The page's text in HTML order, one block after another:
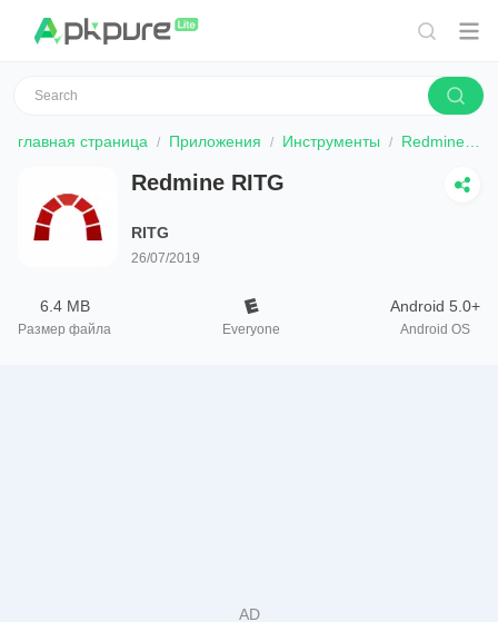
главная страница Приложения Инструменты Redmine RITG
Redmine RITG
RITG
26/07/2019
6.4 MB
Размер файла Everyone
Android 5.0+
Android OS